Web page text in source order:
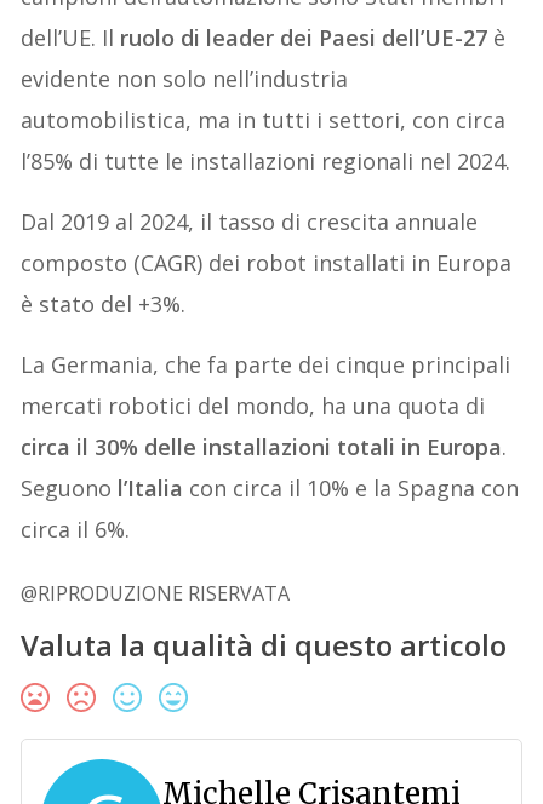
dell’UE. Il ruolo di leader dei Paesi dell’UE-27 è
evidente non solo nell’industria
automobilistica, ma in tutti i settori, con circa
l’85% di tutte le installazioni regionali nel 2024.
Dal 2019 al 2024, il tasso di crescita annuale
composto (CAGR) dei robot installati in Europa
è stato del +3%.
La Germania, che fa parte dei cinque principali
mercati robotici del mondo, ha una quota di
circa il 30% delle installazioni totali in Europa.
Seguono l’Italia con circa il 10% e la Spagna con
circa il 6%.
@RIPRODUZIONE RISERVATA
Valuta la qualità di questo articolo
Michelle Crisantemi